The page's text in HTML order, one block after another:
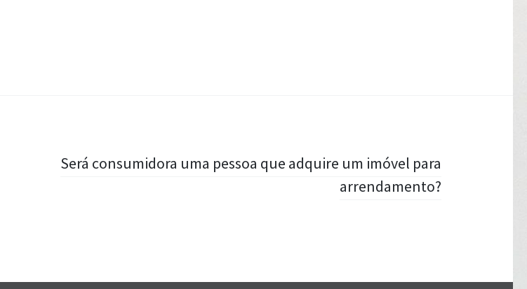
Será consumidora uma pessoa que adquire um imóvel para
arrendamento?